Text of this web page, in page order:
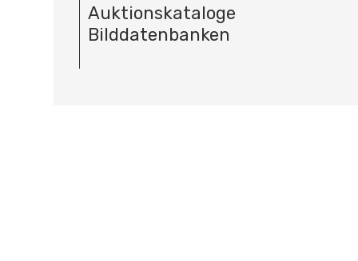
Auktionskataloge
Bilddatenbanken